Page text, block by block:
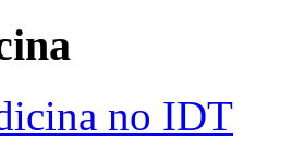
no IDT